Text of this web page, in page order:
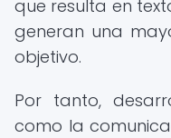
que resulta en
generan una
objetivo.
Por tanto,
como la